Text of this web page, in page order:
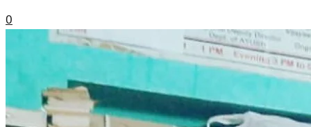
0